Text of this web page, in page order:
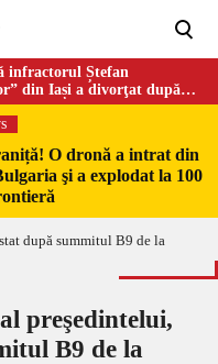
infractorul Ștefan
din Iași a divorţat după
O dronă a intrat din
şi a explodat la 100
preşedintelui,
B9 de la